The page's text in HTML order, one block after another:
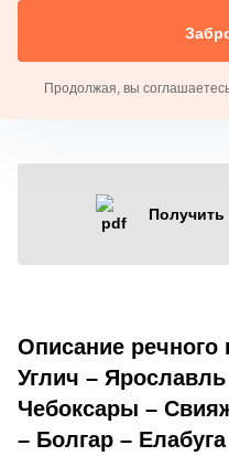
Продолжая, вы
Получить
Описание речного
Углич –
Чебоксары –
– Болгар –